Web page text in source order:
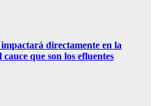
directamente en la
que son los efluentes